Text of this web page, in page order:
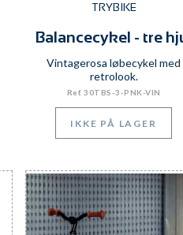
TRYBIKE
Balancecykel - tre
Vintagerosa løbecykel med
retrolook.
Ref. 30TBS-3-PNK-VIN